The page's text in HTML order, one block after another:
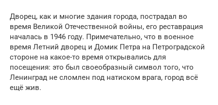
Дворец, как и многие здания города, пострадал во
время Великой Отечественной войны, его реставрация
началась в 1946 году. Примечательно, что в военное
время Летний дворец и Домик Петра на Петроградской
стороне на какое-то время открывались для
посещения: это был своеобразный символ того, что
Ленинград не сломлен под натиском врага, город всё
ещё жив.